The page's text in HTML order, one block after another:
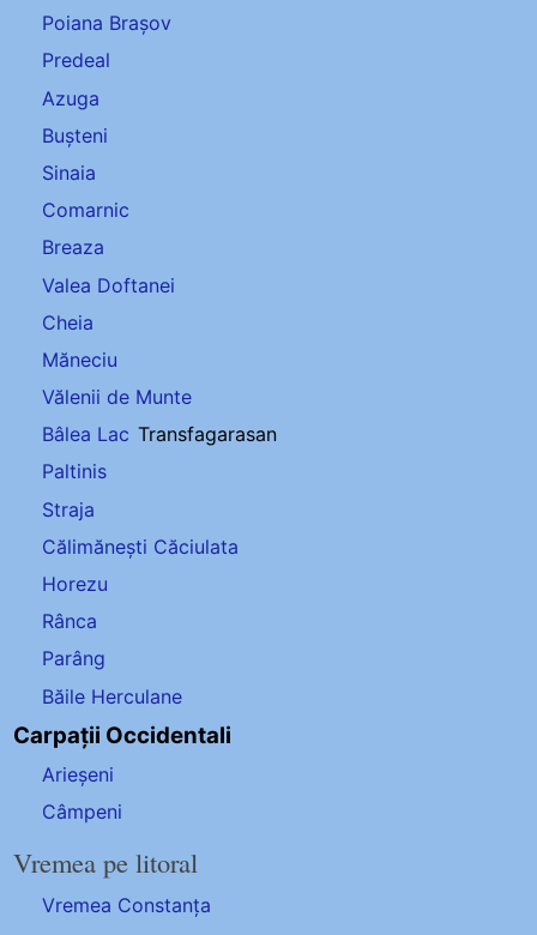
Poiana Brașov
Predeal
Azuga
Bușteni
Sinaia
Comarnic
Breaza
Valea Doftanei
Cheia
Măneciu
Vălenii de Munte
Bâlea Lac Transfagarasan
Paltinis
Straja
Călimănești Căciulata
Horezu
Rânca
Parâng
Băile Herculane
Carpații Occidentali
Arieșeni
Câmpeni
Vremea pe litoral
Vremea Constanța